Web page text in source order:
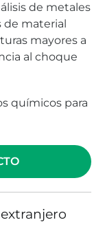
de metales
de material
mayores a
al choque
químicos para